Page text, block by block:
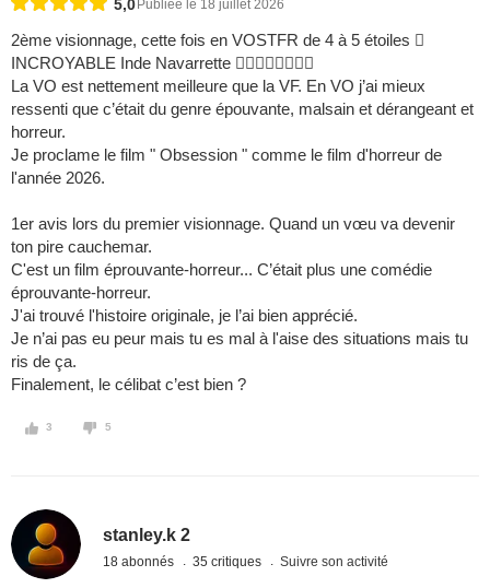
5,0 Publiée le 18 juillet 2026
2ème visionnage, cette fois en VOSTFR de 4 à 5 étoiles 
INCROYABLE Inde Navarrette 
La VO est nettement meilleure que la VF. En VO j’ai mieux
ressenti que c’était du genre épouvante, malsain et dérangeant et
horreur.
Je proclame le film " Obsession " comme le film d'horreur de
l'année 2026.
1er avis lors du premier visionnage. Quand un vœu va devenir
ton pire cauchemar.
C'est un film éprouvante-horreur... C’était plus une comédie
éprouvante-horreur.
J'ai trouvé l'histoire originale, je l’ai bien apprécié.
Je n’ai pas eu peur mais tu es mal à l'aise des situations mais tu
ris de ça.
Finalement, le célibat c’est bien ?
3 5
stanley.k 2
18 abonnés 35 critiques Suivre son activité